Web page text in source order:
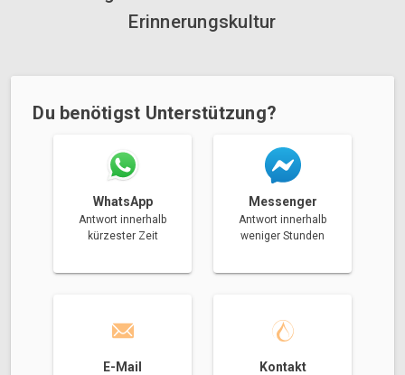
Erinnerungskultur
Du benötigst Unterstützung?
WhatsApp
Antwort innerhalb
kürzester Zeit
Messenger
Antwort innerhalb
weniger Stunden
E-Mail Kontakt